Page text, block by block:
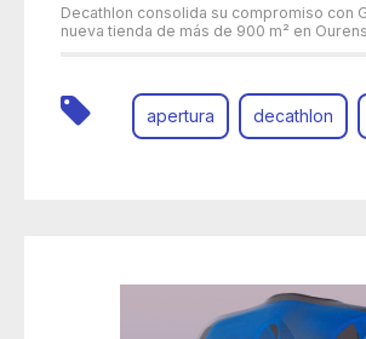
Decathlon consolida su compromiso con
nueva tienda de más de 900 m² en
apertura decathlon